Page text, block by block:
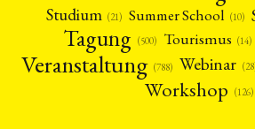
Studium (21) Summer School (10)
Tagung (500) Tourismus (14)
Veranstaltung (788) Webinar
Workshop (126)